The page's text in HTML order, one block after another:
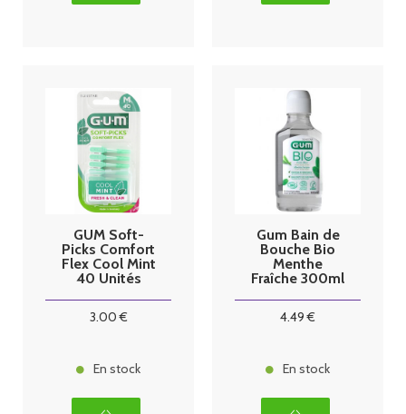
GUM Soft-
Picks Comfort
Flex Cool Mint
40 Unités
3.00€
En stock
Gum Bain de
Bouche Bio
Menthe
Fraîche 300ml
4.49 €
En stock